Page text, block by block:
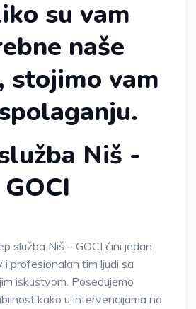
su vam
naše
stojimo vam
Niš -
GOCI
služba Niš – GOCI čini jedan
i profesionalan tim ljudi sa
iskustvom. Posedujemo
kako u intervencijama na